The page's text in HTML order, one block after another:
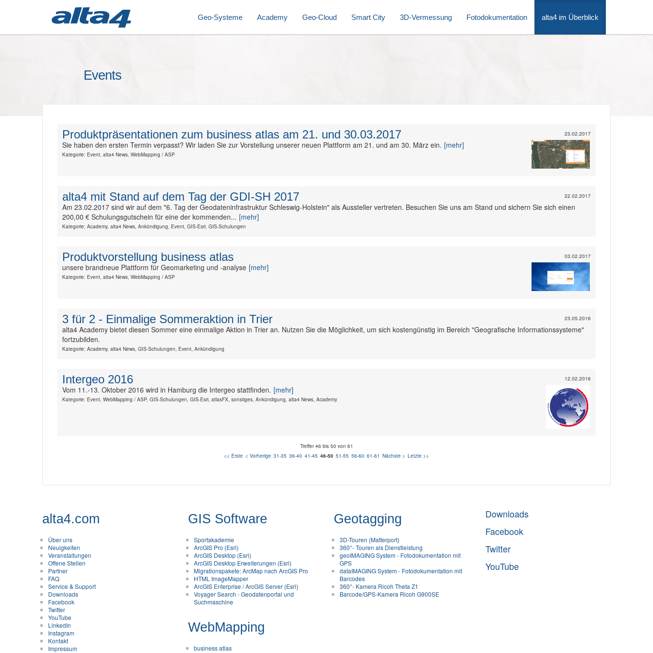
Geo-Systeme Academy Geo-Cloud Smart City 3D-Vermessung Fotodokumentation alta4 im Überblick
Events
23.02.2017
Produktpräsentationen zum business atlas am 21. und 30.03.2017
Sie haben den ersten Termin verpasst? Wir laden Sie zur Vorstellung unserer neuen Plattform am 21. und am 30. März ein. [mehr]
Kategorie: Event, alta4 News, WebMapping / ASP
22.02.2017
alta4 mit Stand auf dem Tag der GDI-SH 2017
Am 23.02.2017 sind wir auf dem "6. Tag der Geodateninfrastruktur Schleswig-Holstein" als Aussteller vertreten. Besuchen Sie uns am Stand und sichern Sie sich einen
200,00 € Schulungsgutschein für eine der kommenden... [mehr]
Kategorie: Academy, alta4 News, Ankündigung, Event, GIS-Esri, GIS-Schulungen
03.02.2017
Produktvorstellung business atlas
unsere brandneue Plattform für Geomarketing und -analyse [mehr]
Kategorie: Event, alta4 News, WebMapping / ASP
23.05.2016
3 für 2 - Einmalige Sommeraktion in Trier
alta4 Academy bietet diesen Sommer eine einmalige Aktion in Trier an. Nutzen Sie die Möglichkeit, um sich kostengünstig im Bereich "Geografische Informationssysteme"
fortzubilden.
Kategorie: Academy, alta4 News, GIS-Schulungen, Event, Ankündigung
12.02.2016
Intergeo 2016
Vom 11.-13. Oktober 2016 wird in Hamburg die Intergeo stattfinden. [mehr]
Kategorie: Event, WebMapping / ASP, GIS-Schulungen, GIS-Esri, atlasFX, sonstiges, Ankündigung, alta4 News, Academy
Treffer 46 bis 50 von 61
<< Erste < Vorherige 31-35 36-40 41-45 46-50 51-55 56-60 61-61 Nächste > Letzte >>
alta4.com
Über uns
Neuigkeiten
Veranstaltungen
Offene Stellen
Partner
FAQ
Service & Support
Downloads
Facebook
Twitter
YouTube
LinkedIn
Instagram
Kontakt
Impressum
GIS Software
Sportakademie
ArcGIS Pro (Esri)
ArcGIS Desktop (Esri)
ArcGIS Desktop Erweiterungen (Esri)
Migrationspakete: ArcMap nach ArcGIS Pro
HTML ImageMapper
ArcGIS Enterprise / ArcGIS Server (Esri)
Voyager Search - Geodatenportal und
Suchmaschine
WebMapping
business atlas
Geotagging
3D-Touren (Matterport)
360°- Touren als Dienstleistung
geoIMAGING System - Fotodokumentation mit
GPS
dataIMAGING System - Fotodokumentation mit
Barcodes
360°- Kamera Ricoh Theta Z1
Barcode/GPS-Kamera Ricoh G900SE
Downloads
Facebook
Twitter
YouTube